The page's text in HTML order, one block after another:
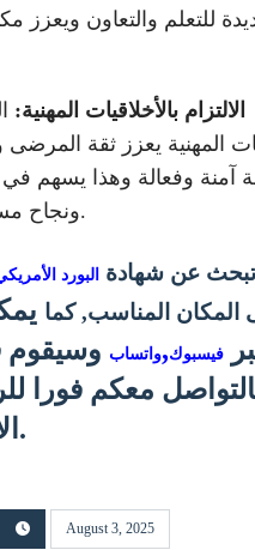
للتعلم والتعاون ويعزز
5. الالتزام بالأخلاقيات المهنية:
المهنية يعزز ثقة
آمنة وفعالة وهذا يسهم في
ونجاح مستدام في العمل.
تبحث عن شهادة البورد
المكان المناسب, كما
فيسبوك,واتساب وسيقوم
معكم فورا
الاستفسارات.
August 3, 2025